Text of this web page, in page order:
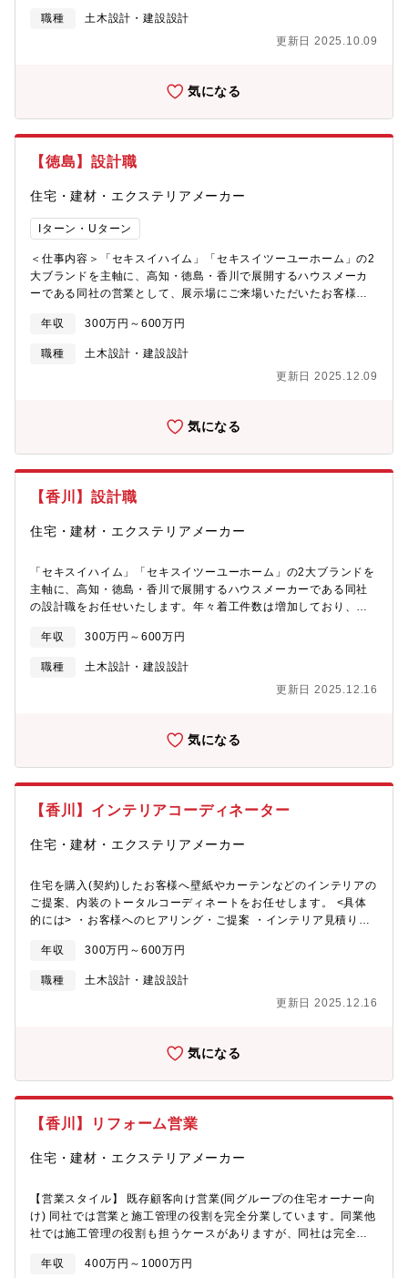
を迎え入れたいと考えております。【お仕事内容】住宅を購入
（契約）したお客様へ壁紙やカーテンなどのインテリアのご提
案、内装のトータルコーディネートをお任せします。＜具体的に
ネートの相談・インテリアの取り付けの確認&#8194;など※支店
タートし、ゆくゆくは4～5件担当いただきます。「こんな子ども
望にあったインテリアを営業スタッフと連携しながら提案して頂
法・商品内容・事務作業）2～6ヵ月：現場でのOJT&#8194;先輩
に同行慣れるまでは、先輩社員が同席します。経験が浅い方も安
心してスタートできます。未経験でもやる気次第で資格取得やコ
ーディネーター以外の業務へのチャレンジも可能な環境です！
【当社で働く魅力は？】◎働く環境・年齢層20代～40代活躍中
→現在子育て中や、子育てがひと段落したママも活躍していま
◎インセンティブあり！・30万～100万円／年間&#8194;→月に2
でインテリアも同時にご注文いただいています。◎スキルUP支
援・資格取得合格祝い金制度 →インテリアコーディネーター
充実待遇◎長く働ける環境です！☆キホンから学べる環境なので
働き方としては、年末年始の大型連休など長期休暇を確保してお
てゆっくりした時間を楽しんでいる先輩もいます。◎ユニット工
たご提案が出来ます。～過去の採用例～医者、事務、営業など
様々な前職の社員が活躍中です。【自社の競合優位性について】
◎東四国エリアトップクラスの販売戸数を持ち「家づくりといえ
ばセキスイハイム」と言われるほど高い知名度があり、自信を持
ってお客様・大切な人にお勧めできる商品を取り扱っておりま
るものの、フラットな屋根が特徴的な会社です。独自のユニット
工法を導入しており、人・ロボット・機械による最適な家づくり
職種
土木設計・建設設計
更新日 2025.10.09
気になる
【徳島】設計職
住宅・建材・エクステリアメーカー
Iターン・Uターン
＜仕事内容＞「セキスイハイム」「セキスイツーユーホーム」の2
大ブランドを主軸に、高知・徳島・香川で展開するハウスメーカ
ーである同社の営業として、展示場にご来場いただいたお客様へ
＞・現地調査、営業作成の見積り・プランの確認・完成図面や仕
様の説明・役所関係の申請書類作成や申請代行・現場用の施工図
面作成＜強み＞同社の家づくりは、独自のユニット工法を導入し
ており、人・ロボット・機械による最適な家づくりで、均一な住
りこむユニット工法を採用。大部分を品質管理が徹底されている
魅力＞◎安定性抜群～業界トップクラスのハウスメーカー◎充実
住宅手当・社宅制度完備◎事務職だけど、人事考課以外の評価制
外手当は100％支給！働き方としては、年末年始の大型連休など長
「エクシブ」を利用してゆっくりした時間を楽しんでいる先輩も
います。◎ユニット工法やZEH比率などの強みから、ご要望に沿
って幅広く自信を持ったご提案が出来ます。◎設計や施工管理な
で一気通貫してお客様をサポートする為、コミュニケーション能
年収 300万円～600万円
職種
土木設計・建設設計
更新日 2025.12.09
気になる
【香川】設計職
住宅・建材・エクステリアメーカー
「セキスイハイム」「セキスイツーユーホーム」の2大ブランドを
主軸に、高知・徳島・香川で展開するハウスメーカーである同社
の設計職をお任せいたします。年々着工件数は増加しており、東
りました!さらなる強化体制のための新たな仲間を迎え入れたいと
考えております。 ■現地調査、営業作成の見積り/プランの確認 ■
完成図面や仕様の説明/役所関係の申請書類作成や申請代行/現場用
の施工図面作成 など ※同社の家づくりは、独自のユニット工法を
す。同社独自のユニット工法…住宅をユニット単位に分割し、工
れている工場内で行うため、品質が落ちることはありません。
年収 300万円～600万円
職種
土木設計・建設設計
更新日 2025.12.16
気になる
【香川】インテリアコーディネーター
住宅・建材・エクステリアメーカー
住宅を購入(契約)したお客様へ壁紙やカーテンなどのインテリアの
ご提案、内装のトータルコーディネートをお任せします。 <具体
的には> ・お客様へのヒアリング・ご提案 ・インテリア見積り依
ディネートの相談 ・インテリアの取り付けの確認など
年収 300万円～600万円
職種
土木設計・建設設計
更新日 2025.12.16
気になる
【香川】リフォーム営業
住宅・建材・エクステリアメーカー
【営業スタイル】 既存顧客向け営業(同グループの住宅オーナー向
け) 同社では営業と施工管理の役割を完全分業しています。同業他
社では施工管理の役割も担うケースがありますが、同社は完全分
リフォーム内容】 外壁の塗装、窓や扉の修繕など住宅メンテナン
年収 400万円～1000万円